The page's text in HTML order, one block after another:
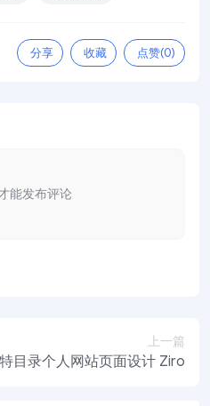
分享 收藏 点赞(0)
能发布评论
上一篇
目录个人网站页面设计 Ziro